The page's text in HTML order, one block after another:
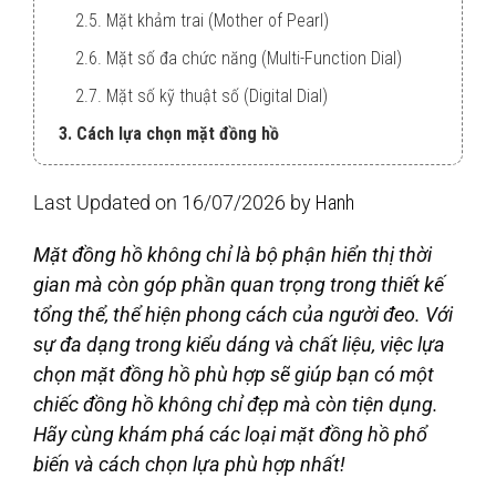
2.5. Mặt khảm trai (Mother of Pearl)
2.6. Mặt số đa chức năng (Multi-Function Dial)
2.7. Mặt số kỹ thuật số (Digital Dial)
3. Cách lựa chọn mặt đồng hồ
Last Updated on 16/07/2026 by Hanh
Mặt đồng hồ không chỉ là bộ phận hiển thị thời
gian mà còn góp phần quan trọng trong thiết kế
tổng thể, thể hiện phong cách của người đeo. Với
sự đa dạng trong kiểu dáng và chất liệu, việc lựa
chọn mặt đồng hồ phù hợp sẽ giúp bạn có một
chiếc đồng hồ không chỉ đẹp mà còn tiện dụng.
Hãy cùng khám phá các loại mặt đồng hồ phổ
biến và cách chọn lựa phù hợp nhất!